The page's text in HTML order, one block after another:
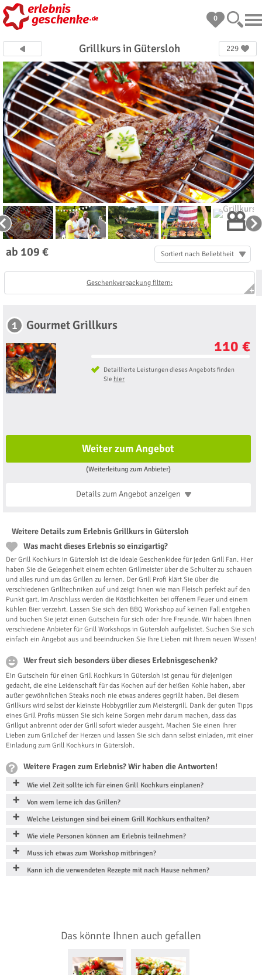
0
Grillkurs in Gütersloh 229
ab 109 € Sortiert nach Beliebtheit
Geschenkverpackung filtern:
1 Gourmet Grillkurs
110 €
Detaillierte Leistungen dieses Angebots finden
Sie hier
Weiter zum Angebot
(Weiterleitung zum Anbieter)
Details zum Angebotanzeigen
Weitere Details zum Erlebnis Grillkurs in Gütersloh
Was macht dieses Erlebnis so einzigartig?
Der Grill Kochkurs in Gütersloh ist die ideale Geschenkidee für jeden Grill Fan. Hier
haben Sie die Gelegenheit einem echten Grillmeister über die Schulter zu schauen
und alles rund um das Grillen zu lernen. Der Grill Profi klärt Sie über die
verschiedenen Grilltechniken auf und zeigt Ihnen wie man Fleisch perfekt auf den
Punkt gart. Im Anschluss werden die Köstlichkeiten bei offenem Feuer und einem
kühlen Bier verzehrt. Lassen Sie sich den BBQ Workshop auf keinen Fall entgehen
und buchen Sie jetzt einen Gutschein für sich oder Ihre Freunde. Wir haben Ihnen
verschiedene Anbieter für Grill Workshops in Gütersloh aufgelistet. Suchen Sie sich
einfach ein Angebot aus und beeindrucken Sie Ihre Lieben mit Ihrem neuen Wissen!
Wer freut sich besonders über dieses Erlebnisgeschenk?
Ein Gutschein für einen Grill Kochkurs in Gütersloh ist genau für diejenigen
gedacht, die eine Leidenschaft für das Kochen auf der heißen Kohle haben, aber
außer gewöhnlichen Steaks noch nie etwas anderes gegrillt haben. Bei diesem
Grillkurs wird selbst der kleinste Hobbygriller zum Meistergrill. Dank der guten Tipps
eines Grill Profis müssen Sie sich keine Sorgen mehr darum machen, dass das
Grillgut anbrennt oder der Grill sofort wieder ausgeht. Machen Sie einen Ihrer
Lieben zum Grillchef der Herzen und lassen Sie sich dann selbst einladen, mit einer
Einladung zum Grill Kochkurs in Gütersloh.
Weitere Fragen zum Erlebnis? Wir haben die Antworten!
Wie viel Zeit sollte ich für einen Grill Kochkurs einplanen?
Von wem lerne ich das Grillen?
Welche Leistungen sind bei einem Grill Kochkurs enthalten?
Wie viele Personen können am Erlebnis teilnehmen?
Muss ich etwas zum Workshop mitbringen?
Kann ich die verwendeten Rezepte mit nach Hause nehmen?
Das könnte Ihnen auch gefallen